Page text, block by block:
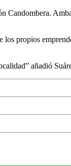
propios
añadió